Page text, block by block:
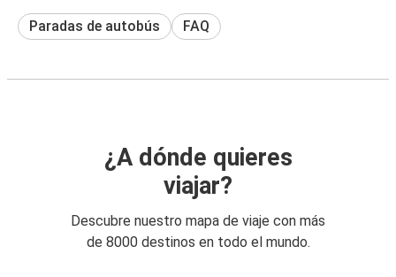
Paradas de autobús FAQ
¿A dónde quieres
viajar?
Descubre nuestro mapa de viaje con más
de 8000 destinos en todo el mundo.